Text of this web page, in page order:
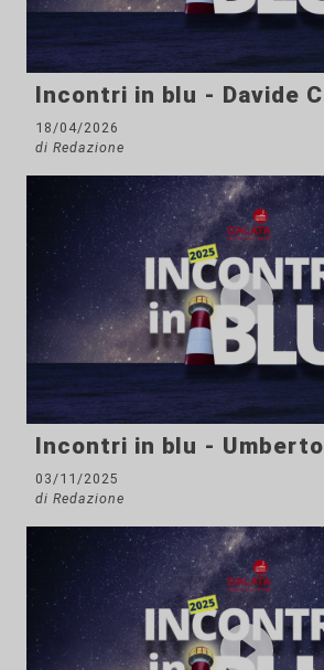
Incontri in blu - Davide
18/04/2026
di Redazione
Incontri in blu -
03/11/2025
di Redazione